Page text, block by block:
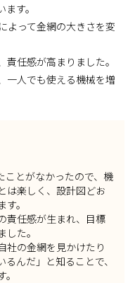
す。
よって金網の大きさを変
任感が高まりました。
一人でも使える機械を増
ことがなかったので、機
は楽しく、設計図どお
。
責任感が生まれ、目標
た。
社の金網を見かけたり
んだ」と知ることで、